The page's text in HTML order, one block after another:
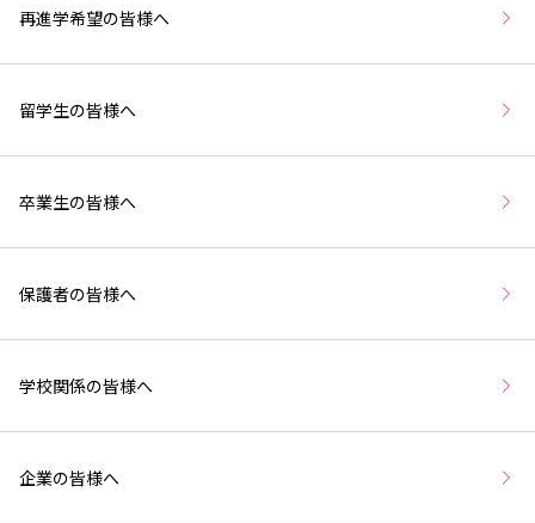
再進学希望の皆様へ
留学生の皆様へ
卒業生の皆様へ
保護者の皆様へ
学校関係の皆様へ
企業の皆様へ